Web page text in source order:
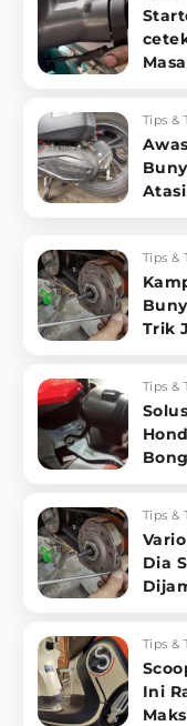
Tips &
Tips &
Trik
Tips &
Tips &
Dia
Tips &
Ini